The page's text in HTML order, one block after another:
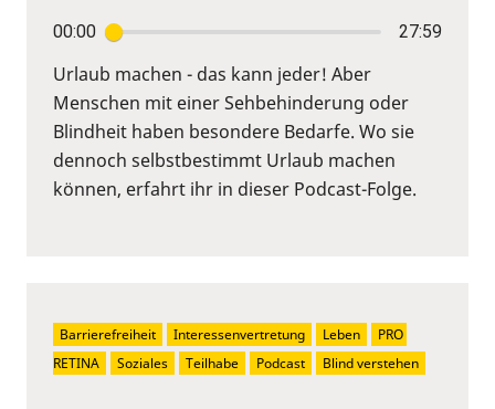
00:00 27:59
Urlaub machen - das kann jeder! Aber
Menschen mit einer Sehbehinderung oder
Blindheit haben besondere Bedarfe. Wo sie
dennoch selbstbestimmt Urlaub machen
können, erfahrt ihr in dieser Podcast-Folge.
Barrierefreiheit Interessenvertretung Leben
PRO
RETINA
Soziales Teilhabe Podcast Blind verstehen